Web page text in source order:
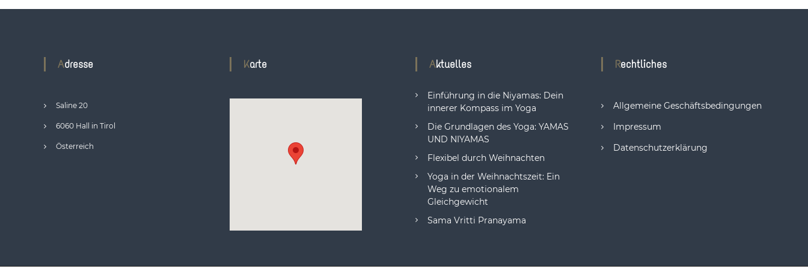
Adresse
Saline 20
6060 Hall in Tirol
Österreich
Karte Aktuelles
Einführung in die Niyamas: Dein
innerer Kompass im Yoga
Die Grundlagen des Yoga: YAMAS
UND NIYAMAS
Flexibel durch Weihnachten
Yoga in der Weihnachtszeit: Ein
Weg zu emotionalem
Gleichgewicht
Sama Vritti Pranayama
Rechtliches
Allgemeine Geschäftsbedingungen
Impressum
Datenschutzerklärung